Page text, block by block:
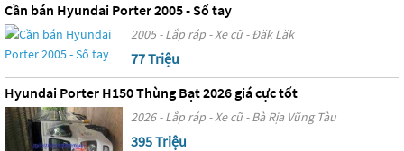
Cần bán Hyundai Porter 2005 - Số tay
2005 - Lắp ráp - Xe cũ - Đăk Lăk
77 Triệu
Hyundai Porter H150 Thùng Bạt 2026 giá cực tốt
2026 - Lắp ráp - Xe cũ - Bà Rịa Vũng Tàu
395 Triệu